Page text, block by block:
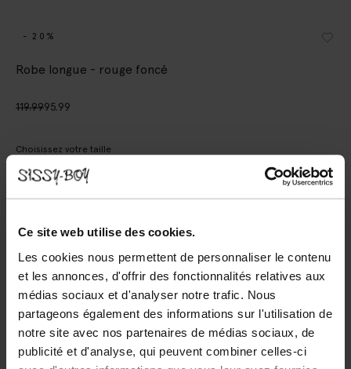
Ce site web utilise des cookies.
Les cookies nous permettent de personnaliser le contenu
et les annonces, d'offrir des fonctionnalités relatives aux
médias sociaux et d'analyser notre trafic. Nous
partageons également des informations sur l'utilisation de
notre site avec nos partenaires de médias sociaux, de
publicité et d'analyse, qui peuvent combiner celles-ci
- 20%
Robe longue - rouge foncé
119.9995.99
Choisissez votre taille
XS S
AJOUTER AU PANIER
Livraison rapide
Délai de rétractation de 14 jours